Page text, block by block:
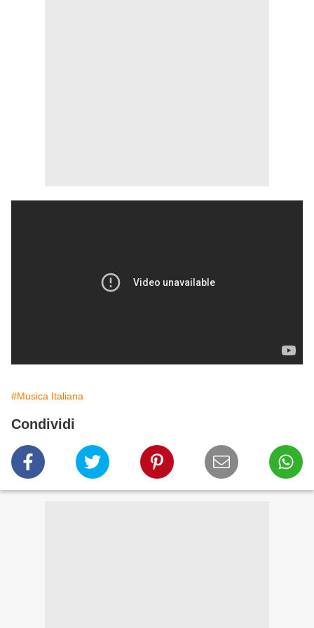
#Musica Italiana
Condividi